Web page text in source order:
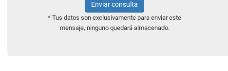
Enviar consulta
* Tus datos son exclusivamente para enviar este
mensaje, ninguno quedará almacenado.